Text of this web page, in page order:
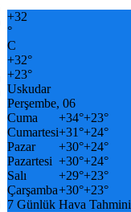
+32
°
C
+32°
+23°
Uskudar
Perşembe, 06
Cuma
+34°+23°
Cumartesi+31°+24°
Pazar
+30°+24°
Pazartesi +30°+24°
Salı
+29°+23°
Çarşamba+30°+23°
7 Günlük Hava Tahmini